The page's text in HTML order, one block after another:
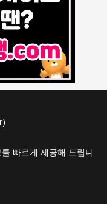
빠르게 제공해 드립니